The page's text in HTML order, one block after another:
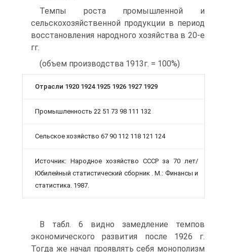
Темпы роста промышленной и
сельскохозяйственной продукции в период
восстановления народного хозяйства в 20-е
гг.
(объем производства 1913г. = 100%)
Отрасли 1920 1924 1925 1926 1927 1929
Промышленность 22 51 73 98 111 132
Сельское хозяйство 67 90 112 118 121 124
Источник: Народное хозяйство СССР за 70 лет/
Юбилейный статистический сборник . М.: Финансы и
статистика. 1987.
В табл. 6 видно замедление темпов
экономического развития после 1926 г.
Тогда же начал проявлять себя монополизм